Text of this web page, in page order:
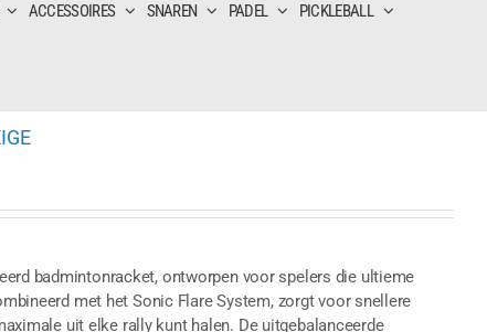
ACCESSOIRES SNAREN PADEL PICKLEBALL
badmintonracket, ontworpen voor spelers die ultieme
met het Sonic Flare System, zorgt voor snellere
uit elke rally kunt halen. De uitgebalanceerde